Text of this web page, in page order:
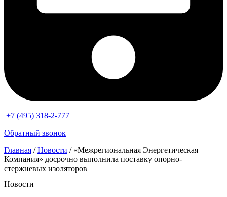
+7 (495) 318-2-777
Обратный звонок
Главная /Новости / «Межрегиональная Энергетическая
Компания» досрочно выполнила поставку опорно-
стержневых изоляторов
Новости